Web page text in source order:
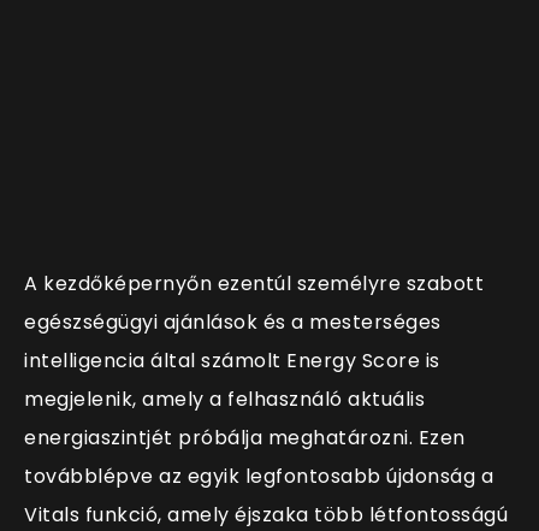
A kezdőképernyőn ezentúl személyre szabott
egészségügyi ajánlások és a mesterséges
intelligencia által számolt Energy Score is
megjelenik, amely a felhasználó aktuális
energiaszintjét próbálja meghatározni. Ezen
továbblépve az egyik legfontosabb újdonság a
Vitals funkció, amely éjszaka több létfontosságú